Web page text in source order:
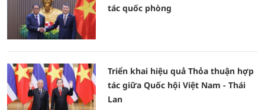
tác quốc phòng
Triển khai hiệu quả Thỏa thuận hợp
tác giữa Quốc hội Việt Nam - Thái
Lan